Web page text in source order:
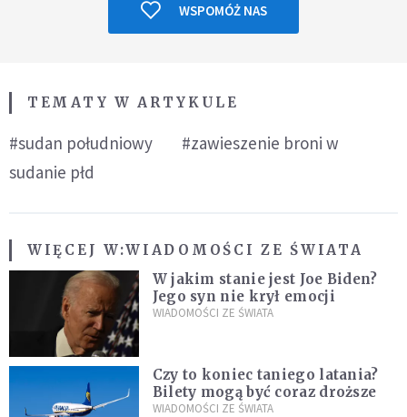
WSPOMÓŻ NAS
TEMATY W ARTYKULE
#sudan południowy
#zawieszenie broni w
sudanie płd
WIĘCEJ W:WIADOMOŚCI ZE ŚWIATA
W jakim stanie jest Joe Biden?
Jego syn nie krył emocji
WIADOMOŚCI ZE ŚWIATA
Czy to koniec taniego latania?
Bilety mogą być coraz droższe
WIADOMOŚCI ZE ŚWIATA